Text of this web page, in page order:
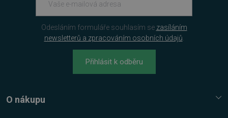
Odesláním formuláře souhlasím se zasíláním
newsletterů a zpracováním osobních údajů
Přihlásit k odběru
O nákupu